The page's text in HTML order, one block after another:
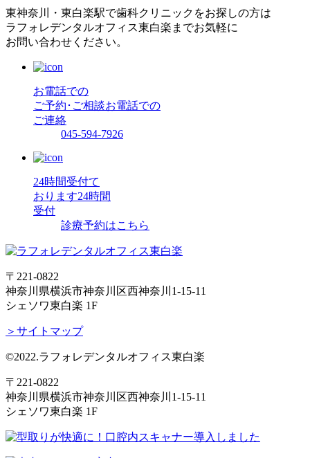
東神奈川・東白楽駅で歯科クリニックをお探しの方は
ラフォレデンタルオフィス東白楽までお気軽に
お問い合わせください。
お電話での
ご予約･ご相談お電話での
ご連絡
045-594-7926
24時間受付て
おります24時間
受付
診療予約はこちら
〒221-0822
神奈川県横浜市神奈川区西神奈川1-15-11
シェソワ東白楽 1F
＞サイトマップ
©2022.ラフォレデンタルオフィス東白楽
〒221-0822
神奈川県横浜市神奈川区西神奈川1-15-11
シェソワ東白楽 1F